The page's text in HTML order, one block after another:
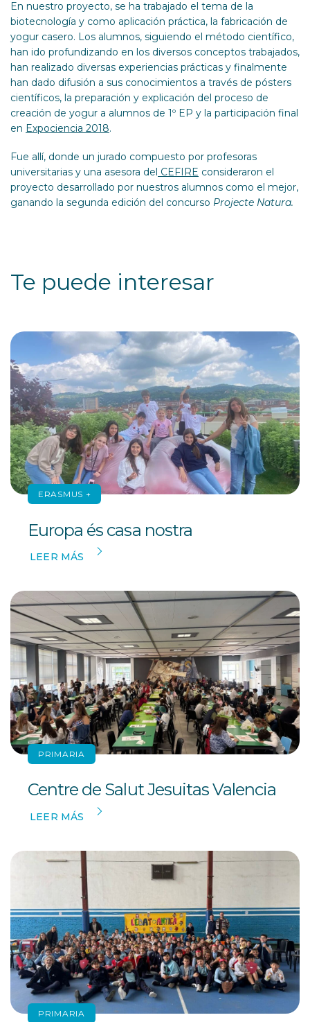
En nuestro proyecto, se ha trabajado el tema de la
biotecnología y como aplicación práctica, la fabricación de
yogur casero. Los alumnos, siguiendo el método científico,
han ido profundizando en los diversos conceptos trabajados,
han realizado diversas experiencias prácticas y finalmente
han dado difusión a sus conocimientos a través de pósters
científicos, la preparación y explicación del proceso de
creación de yogur a alumnos de 1º EP y la participación final
en Expociencia 2018.
Fue allí, donde un jurado compuesto por profesoras
universitarias y una asesora del CEFIRE consideraron el
proyecto desarrollado por nuestros alumnos como el mejor,
ganando la segunda edición del concurso Projecte Natura.
Te puede interesar
ERASMUS +
Europa és casa nostra
LEER MÁS
PRIMARIA
Centre de Salut Jesuitas Valencia
LEER MÁS
PRIMARIA